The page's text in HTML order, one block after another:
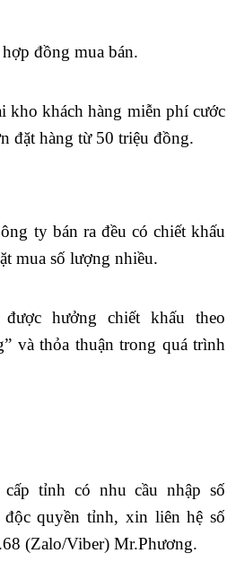
đồng mua bán.
kho khách hàng miễn phí cước
đặt hàng từ 50 triệu đồng.
ty bán ra đều có chiết khấu
mua số lượng nhiều.
được hưởng chiết khấu theo
và thỏa thuận trong quá trình
tỉnh có nhu cầu nhập số
quyền tỉnh, xin liên hệ số
(Zalo/Viber) Mr.Phương.